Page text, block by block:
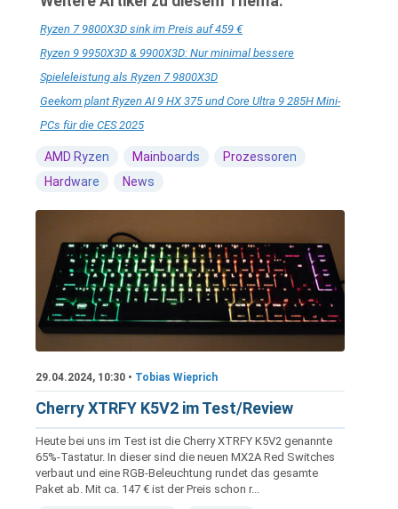
Ryzen 7 9800X3D sink im Preis auf 459 €
Ryzen 9 9950X3D & 9900X3D: Nur minimal bessere
Spieleleistung als Ryzen 7 9800X3D
Geekom plant Ryzen AI 9 HX 375 und Core Ultra 9 285H Mini-
PCs für die CES 2025
AMD Ryzen Mainboards
Prozessoren
Hardware
News
29.04.2024, 10:30 • Tobias Wieprich
Cherry XTRFY K5V2 im Test/Review
Heute bei uns im Test ist die Cherry XTRFY K5V2 genannte
65%-Tastatur. In dieser sind die neuen MX2A Red Switches
verbaut und eine RGB-Beleuchtung rundet das gesamte
Paket ab. Mit ca. 147 € ist der Preis schon r...